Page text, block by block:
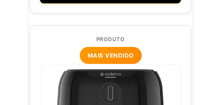
MAIS VENDIDO